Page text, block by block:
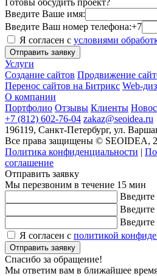
Готовы обсудить проект?
Введите Ваше имя:
Введите Ваш номер телефона:+7
Я согласен с условиями
Отправить заявку
Услуги
Создание сайтов Продвижение
Перенос сайтов на Битрикс Web-
О компании
Портфолио Отзывы Клиенты
+7 (812) 602-76-04 zakaz@seoidea.ru
196119, Санкт-Петербург, ул.
Все права защищены © SEOIDEA,
Политика конфиденциальности |
соглашение
Отправить заявку
Мы перезвоним в течение 15 мин
Введите
Я согласен с политикой
Отправить заявку
Спасибо за обращение!
Мы ответим вам в ближайшее